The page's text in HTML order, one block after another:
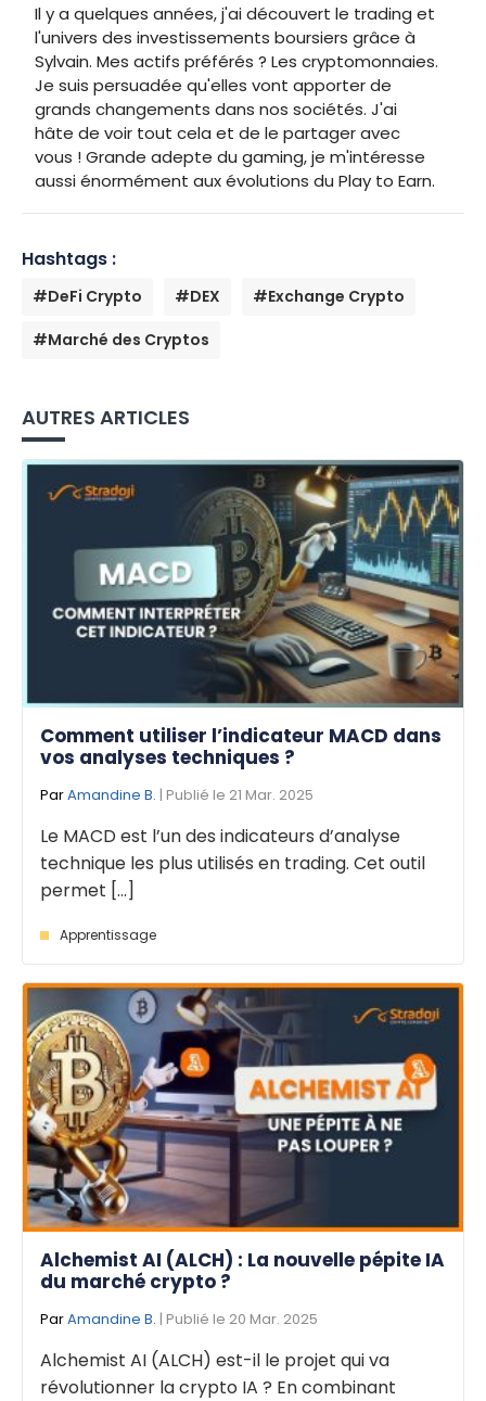
Il y a quelques années, j'ai découvert le trading et
l'univers des investissements boursiers grâce à
Sylvain. Mes actifs préférés ? Les cryptomonnaies.
Je suis persuadée qu'elles vont apporter de
grands changements dans nos sociétés. J'ai
hâte de voir tout cela et de le partager avec
vous ! Grande adepte du gaming, je m'intéresse
aussi énormément aux évolutions du Play to Earn.
Hashtags :
#DeFi Crypto #DEX
#Exchange Crypto
#Marché des Cryptos
AUTRES ARTICLES
Comment utiliser l’indicateur MACD dans
vos analyses techniques ?
ParAmandine B. | Publié le 21 Mar. 2025
Le MACD est l’un des indicateurs d’analyse
technique les plus utilisés en trading. Cet outil
permet [...]
Apprentissage
Alchemist AI (ALCH) : La nouvelle pépite IA
du marché crypto ?
ParAmandine B. | Publié le 20 Mar. 2025
Alchemist AI (ALCH) est-il le projet qui va
révolutionner la crypto IA ? En combinant